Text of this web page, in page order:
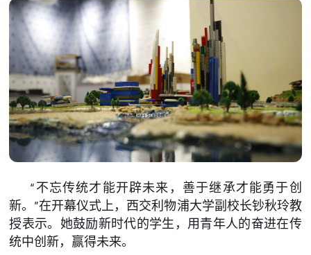
“不忘传统才能开辟未来，善于继承才能勇于创
新。”在开幕仪式上，西交利物浦大学副校长钞秋玲教
授表示。她鼓励新时代的学生，用青年人的奋进在传
统中创新，赢得未来。